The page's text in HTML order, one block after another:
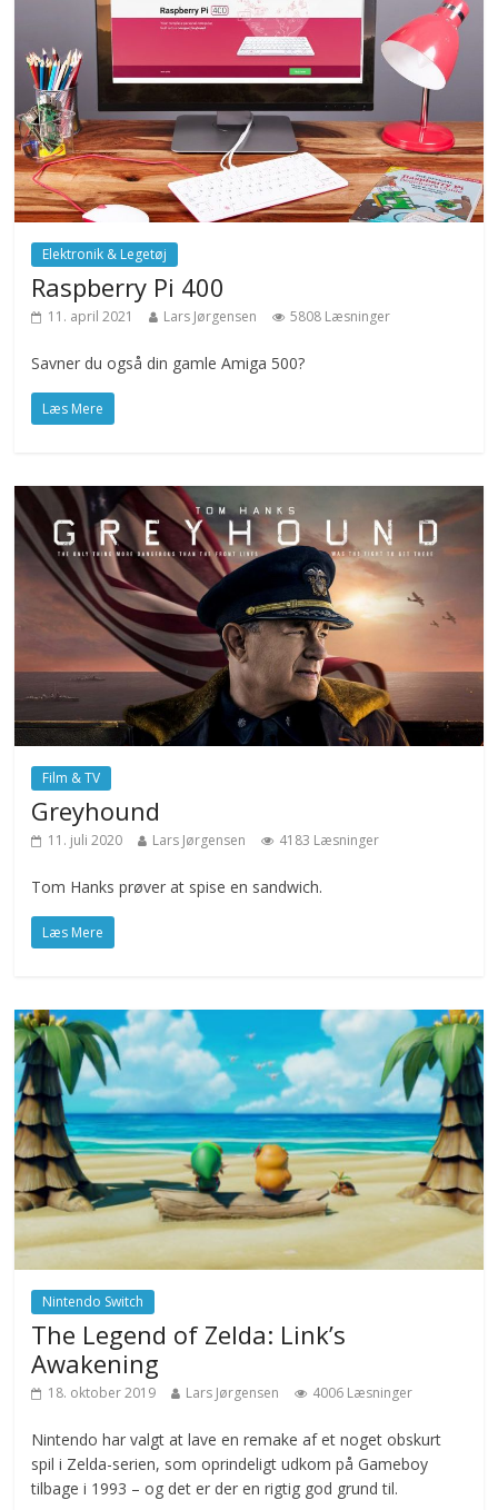
Elektronik & Legetøj
Raspberry Pi 400
11. april 2021 Lars Jørgensen 5808 Læsninger
Savner du også din gamle Amiga 500?
Læs Mere
Film & TV
Greyhound
11. juli 2020 Lars Jørgensen 4183 Læsninger
Tom Hanks prøver at spise en sandwich.
Læs Mere
Nintendo Switch
The Legend of Zelda: Link’s
Awakening
18. oktober 2019 Lars Jørgensen 4006 Læsninger
Nintendo har valgt at lave en remake af et noget obskurt
spil i Zelda-serien, som oprindeligt udkom på Gameboy
tilbage i 1993 – og det er der en rigtig god grund til.